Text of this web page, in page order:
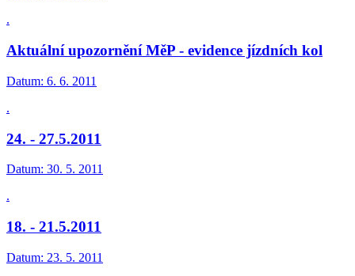
.
Aktuální upozornění MěP - evidence jízdních kol
Datum: 6. 6. 2011
.
24. - 27.5.2011
Datum: 30. 5. 2011
.
18. - 21.5.2011
Datum: 23. 5. 2011